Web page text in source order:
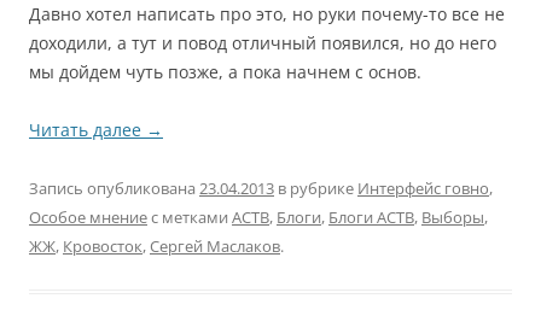
Давно хотел написать про это, но руки почему-то все не
доходили, а тут и повод отличный появился, но до него
мы дойдем чуть позже, а пока начнем с основ.
Читать далее →
Запись опубликована 23.04.2013 в рубрике Интерфейс говно,
Особое мнениес метками АСТВ, Блоги, Блоги АСТВ, Выборы,
ЖЖ, Кровосток,Сергей Маслаков.